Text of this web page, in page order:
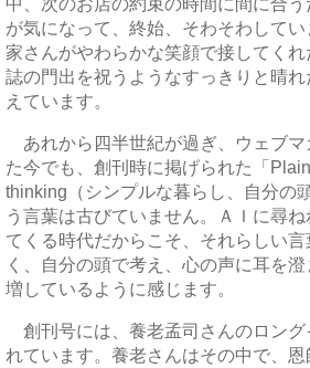
が気になって、終始、そわそわして
家さんがやわらかな笑顔で接してく
誌の門出を祝うようなすっきりと晴
えています。
あれから四半世紀が過ぎ、ウェブマ
た今でも、創刊時に掲げられた「
thinking（シンプルな暮らし、自分の
う言葉は古びていません。ＡＩに尋
てくる時代だからこそ、それらしい
く、自分の頭で考え、心の声に耳を
増しているように感じます。
創刊号には、養老孟司さんのロング
れています。養老さんはその中で、